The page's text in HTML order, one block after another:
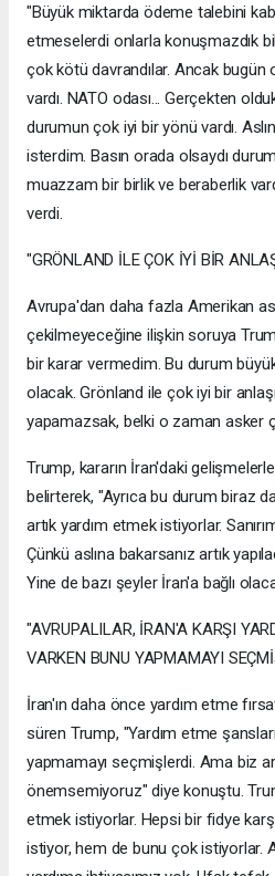
"Büyük miktarda ödeme talebini
etmeselerdi onlarla konuşmazdık
çok kötü davrandılar. Ancak
vardı. NATO odası... Gerçekten
durumun çok iyi bir yönü vardı.
isterdim. Basın orada olsaydı
muazzam bir birlik ve beraberlik
verdi.
"GRÖNLAND İLE ÇOK İYİ BİR
Avrupa'dan daha fazla Amerikan
çekilmeyeceğine ilişkin soruya
bir karar vermedim. Bu durum
olacak. Grönland ile çok iyi bir
yapamazsak, belki o zaman asker
Trump, kararın İran'daki
belirterek, "Ayrıca bu durum biraz
artık yardım etmek istiyorlar.
Çünkü aslına bakarsanız artık
Yine de bazı şeyler İran'a bağlı
"AVRUPALILAR, İRAN'A KARŞI
VARKEN BUNU YAPMAMAYI
İran'ın daha önce yardım etme
süren Trump, "Yardım etme
yapmamayı seçmişlerdi. Ama biz
önemsemiyoruz" diye konuştu.
etmek istiyorlar. Hepsi bir fidye
istiyor, hem de bunu çok istiyorlar.